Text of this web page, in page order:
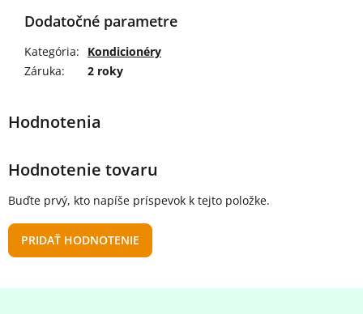
Dodatočné parametre
Kategória:
Kondicionéry
Záruka: 2 roky
Hodnotenie tovaru
Buďte prvý, kto napíše príspevok k tejto položke.
PRIDAŤ HODNOTENIE